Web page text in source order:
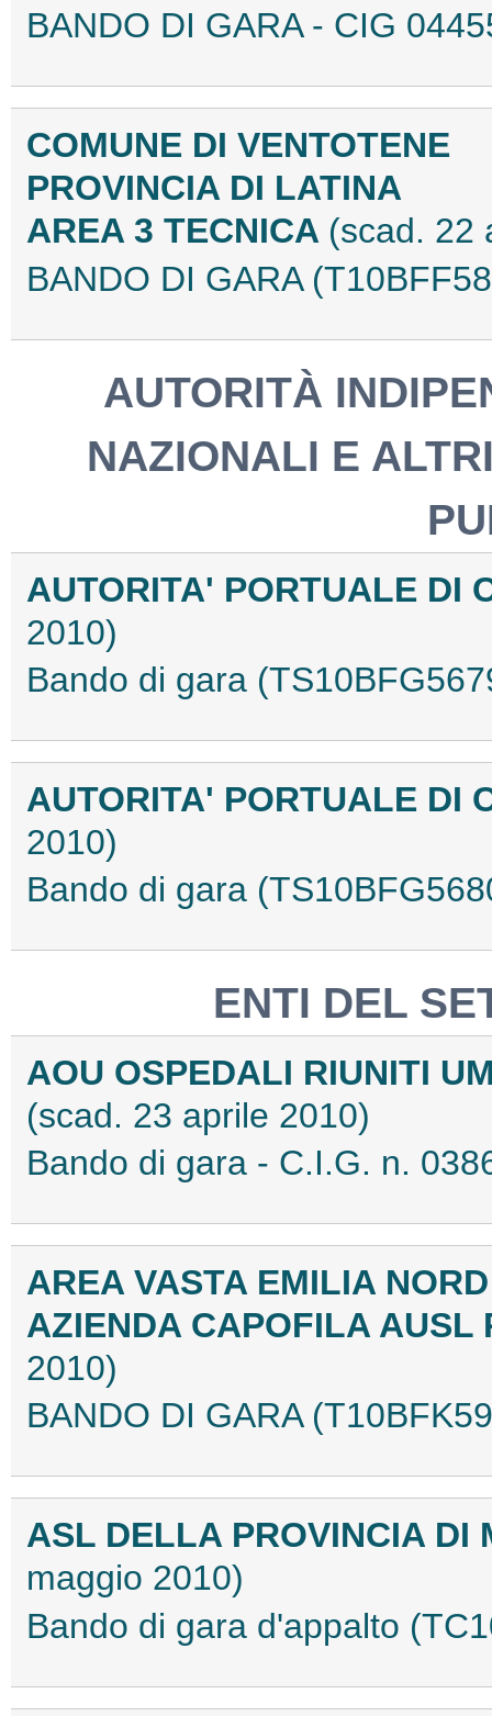
BANDO DI GARA - CIG
COMUNE DI VENTOTENE
PROVINCIA DI LATINA
AREA 3 TECNICA (scad. 22
BANDO DI GARA
AUTORITÀ
NAZIONALI E
AUTORITA' PORTUALE DI
2010)
Bando di gara
AUTORITA' PORTUALE DI
2010)
Bando di gara
ENTI DEL
AOU OSPEDALI RIUNITI
(scad. 23 aprile 2010)
Bando di gara - C.I.G. n.
AREA VASTA EMILIA NORD
AZIENDA CAPOFILA AUSL
2010)
BANDO DI GARA
ASL DELLA PROVINCIA DI
maggio 2010)
Bando di gara d'appalto